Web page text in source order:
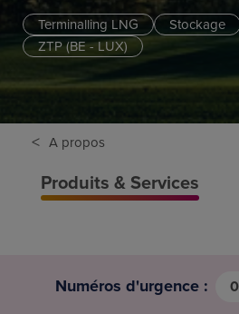
Terminalling LNG Stockage
ZTP (BE - LUX)
< A propos
Produits & Services
Numéros d'urgence :